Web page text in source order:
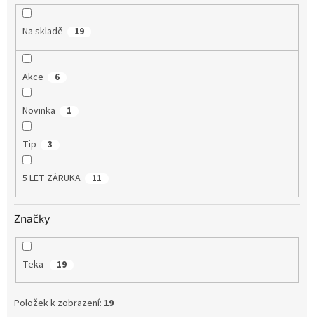
Na skladě 19
Akce 6
Novinka 1
Tip 3
5 LET ZÁRUKA 11
Značky
Teka 19
Položek k zobrazení: 19